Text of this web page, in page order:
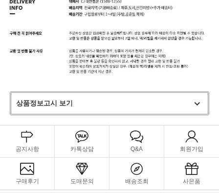
상품정보고시 보기
공지사항 카톡상담 Q&A 회원가입
구매후기 도매문의 배송조회 사은품